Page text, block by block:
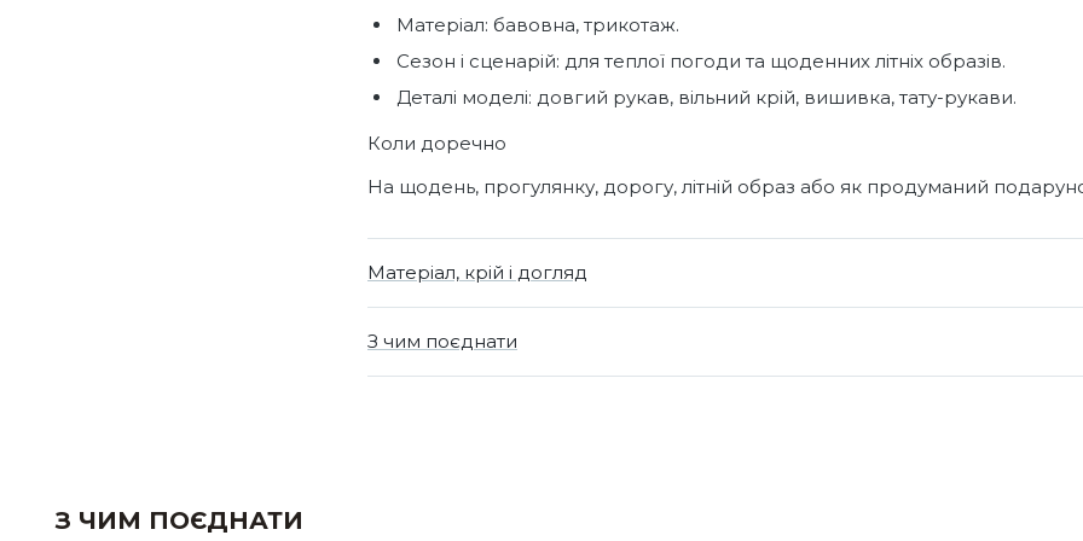
Матеріал: бавовна, трикотаж.
Сезон і сценарій: для теплої погоди та щоденних літніх образів.
Деталі моделі: довгий рукав, вільний крій, вишивка, тату-рукави.
Коли доречно
На щодень, прогулянку, дорогу, літній образ або як продуманий
Матеріал, крій і догляд
З чим поєднати
З ЧИМ ПОЄДНАТИ